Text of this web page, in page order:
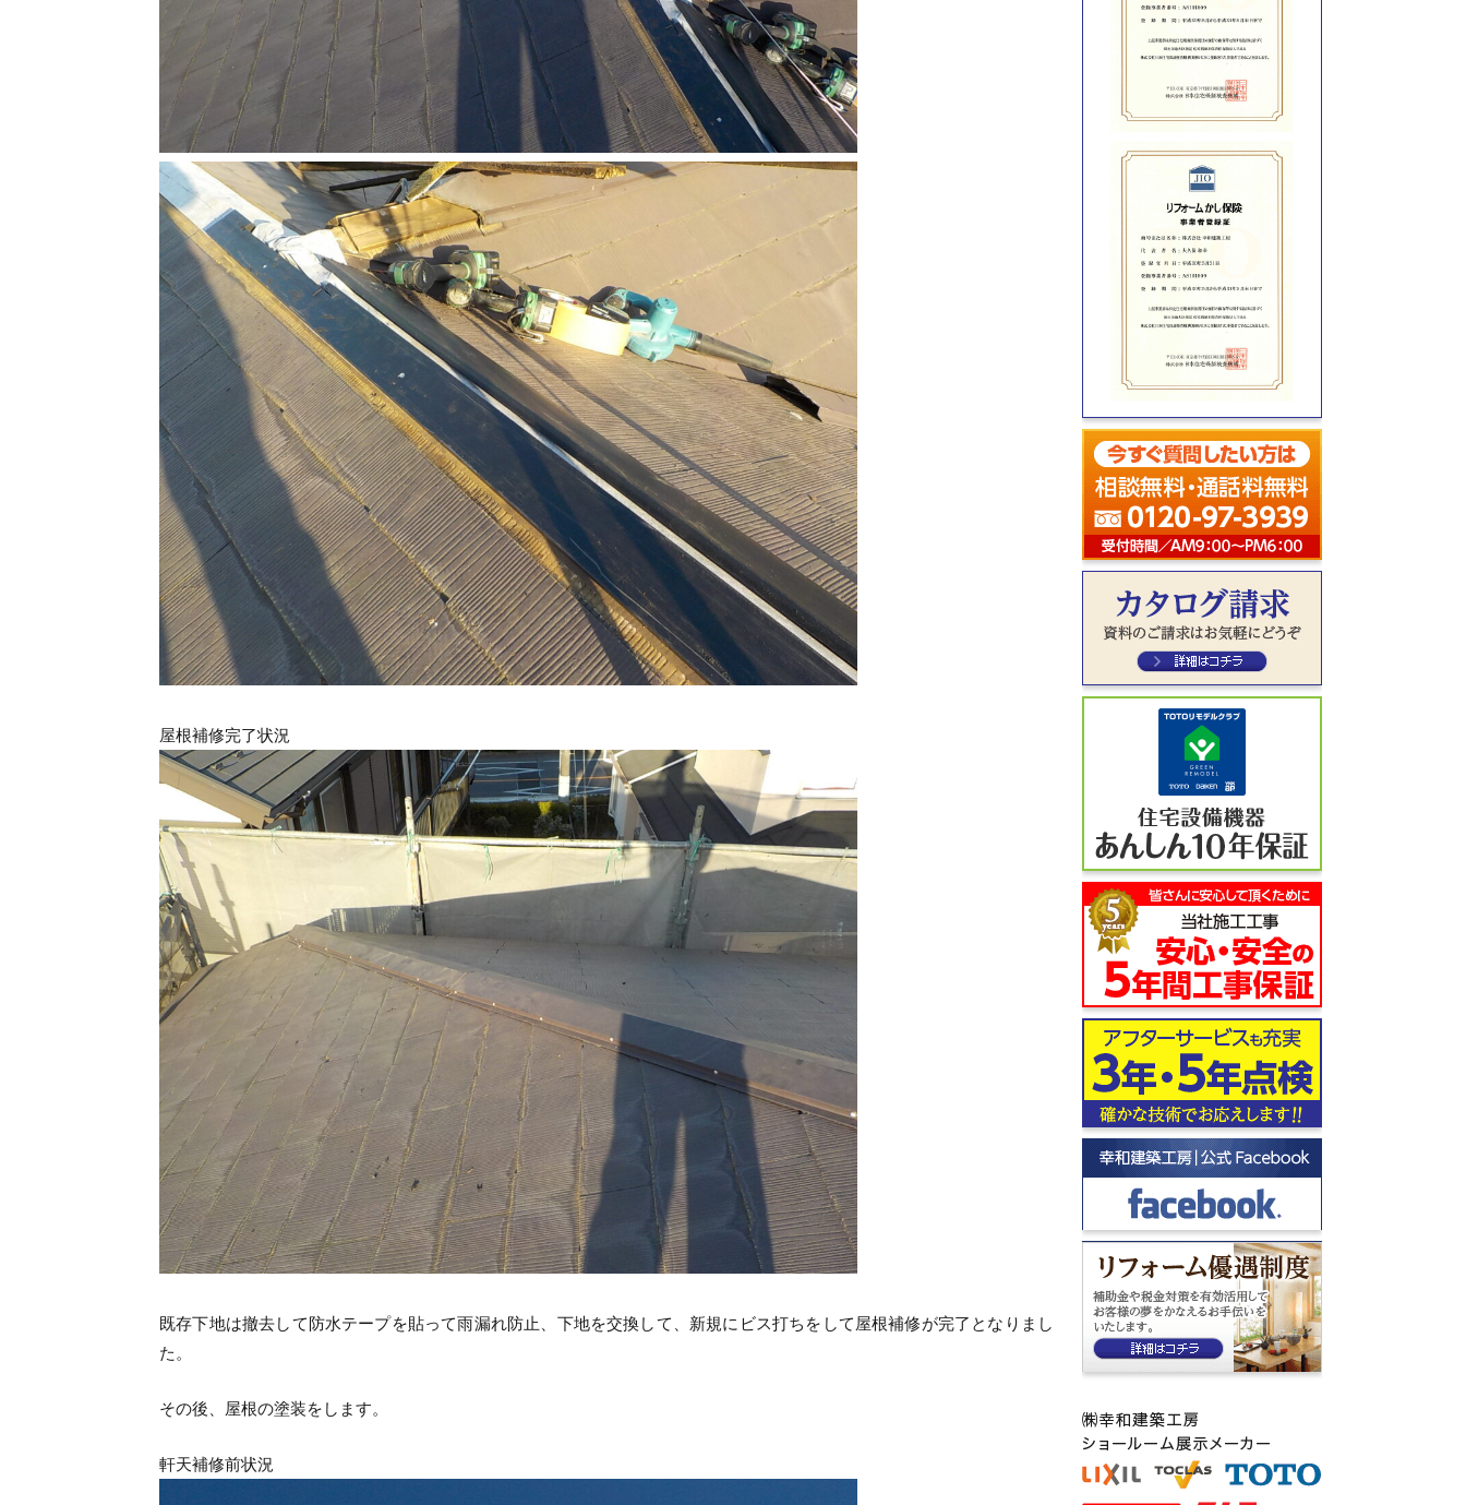
屋根補修完了状況
既存下地は撤去して防水テープを貼って雨漏れ防止、下地を交換して、新規にビス打ちをして屋根補修が完了となりまし
た。
その後、屋根の塗装をします。
軒天補修前状況